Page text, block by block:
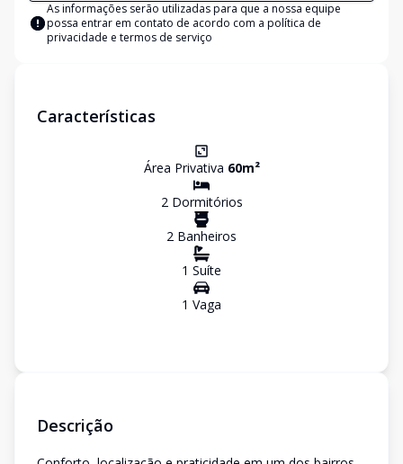
As informações serão utilizadas para que a nossa equipe
possa entrar em contato de acordo com a política de
privacidade e termos de serviço
Características
Área Privativa 60m²
2Dormitórios
2 Banheiros
1 Suíte
1 Vaga
Descrição